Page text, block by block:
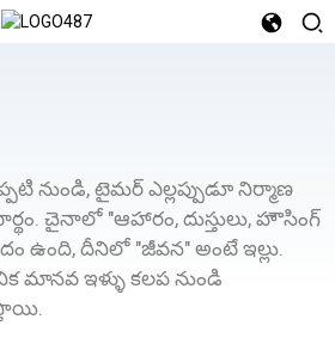
నుండి, టైమర్ ఎల్లప్పుడూ నిర్మాణ
చైనాలో "ఆహారం, దుస్తులు, హౌసింగ్
దీనిలో "జీవన" అంటే ఇల్లు.
మానవ ఇళ్ళు కలప నుండి